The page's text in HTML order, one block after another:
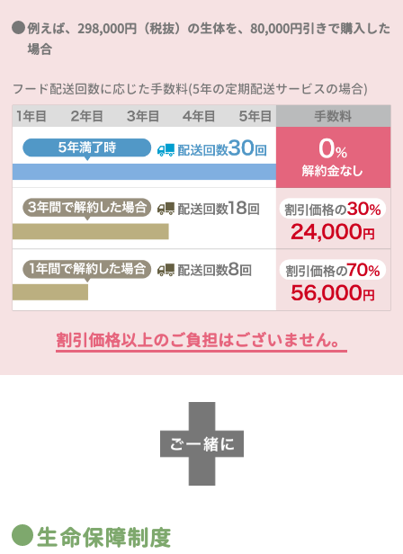
例えば、298,000円（税抜）の生体を、80,000円引きで購入した
場合
フード配送回数に応じた手数料(5年の定期配送サービスの場合)
割引価格以上のご負担はございません。
生命保障制度